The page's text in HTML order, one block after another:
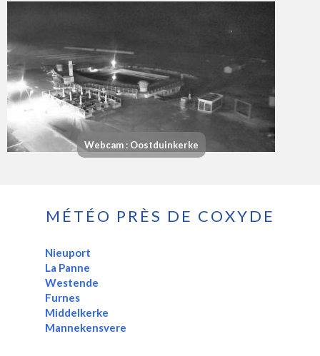
Webcam : Oostduinkerke
MÉTÉO PRÈS DE COXYDE
Nieuport
La Panne
Westende
Furnes
Middelkerke
Mannekensvere